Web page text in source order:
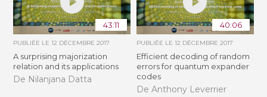
43:11
PUBLIÉE LE12 DÉCEMBRE 2017
A surprising majorization
relation and its applications
De Nilanjana Datta
40:06
PUBLIÉE LE 12 DÉCEMBRE 2017
Efficient decoding of random
errors for quantum expander
codes
De Anthony Leverrier